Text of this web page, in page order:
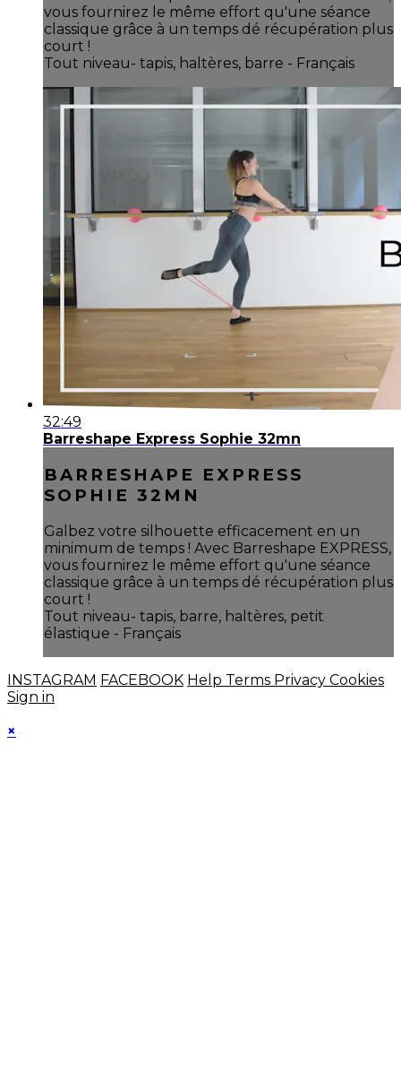
vous fournirez le même effort qu'une séance
classique grâce à un temps dé récupération plus
court !
Tout niveau- tapis, haltères, barre - Français
32:49
Barreshape Express Sophie 32mn
BARRESHAPE EXPRESS
SOPHIE 32MN
Galbez votre silhouette efficacement en un
minimum de temps ! Avec Barreshape EXPRESS,
vous fournirez le même effort qu'une séance
classique grâce à un temps dé récupération plus
court !
Tout niveau- tapis, barre, haltères, petit
élastique - Français
INSTAGRAM FACEBOOK Help Terms Privacy Cookies
Sign in
×